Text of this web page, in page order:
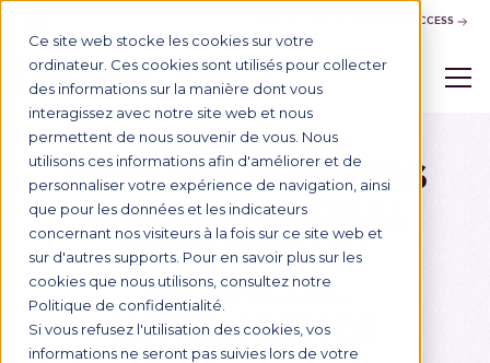
Ce site web stocke les cookies sur votre
ordinateur. Ces cookies sont utilisés pour collecter
des informations sur la manière dont vous
interagissez avec notre site web et nous
permettent de nous souvenir de vous. Nous
utilisons ces informations afin d'améliorer et de
personnaliser votre expérience de navigation, ainsi
que pour les données et les indicateurs
concernant nos visiteurs à la fois sur ce site web et
sur d'autres supports. Pour en savoir plus sur les
cookies que nous utilisons, consultez notre
Politique de confidentialité.
Si vous refusez l'utilisation des cookies, vos
informations ne seront pas suivies lors de votre
BUSINESS ACCESS
OUR RESEARCH AXIS
B2BRAIN: BUSINESS
AND BEHAVIORAL
RESEARCH IN
ARTIFICIAL
INTELLIGENCE